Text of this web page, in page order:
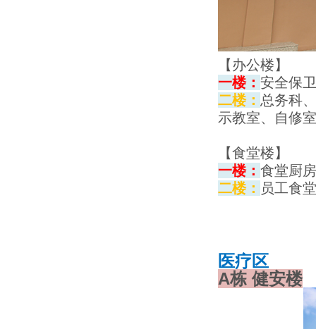
【办公楼】
一楼： 安全保
二楼： 总务科
示教室、自修室
【食堂楼】
一楼： 食堂厨房
二楼： 员工食
医疗区
A栋 健安楼